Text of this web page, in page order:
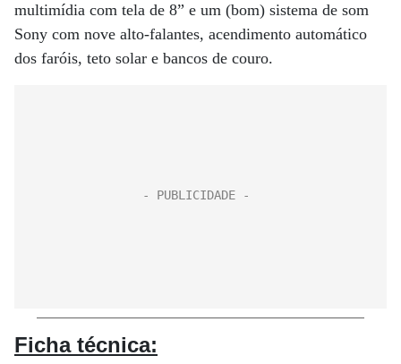
multimídia com tela de 8” e um (bom) sistema de som
Sony com nove alto-falantes, acendimento automático
dos faróis, teto solar e bancos de couro.
Ficha técnica: